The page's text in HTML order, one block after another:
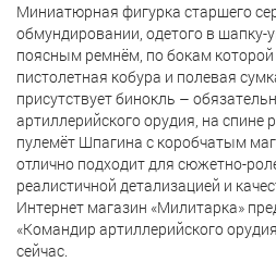
Миниатюрная фигурка старшего
обмундировании, одетого в шапку-
поясным ремнём, по бокам
пистолетная кобура и полевая
присутствует бинокль –
артиллерийского орудия, на спине
пулемёт Шпагина с коробчатым
отлично подходит для сюжетно-
реалистичной детализацией и
Интернет магазин «Милитарка»
«Командир артиллерийского
сейчас.